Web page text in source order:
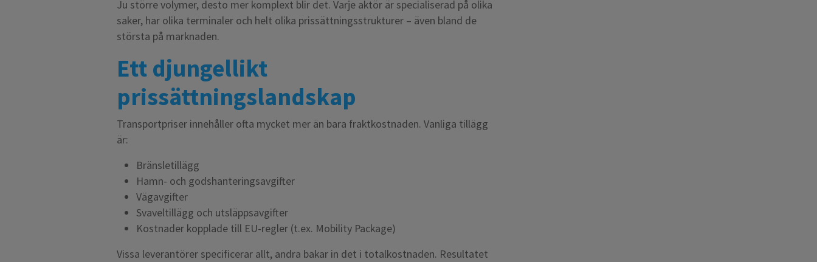
Ju större volymer, desto mer komplext blir det. Varje aktör är specialiserad på olika
saker, har olika terminaler och helt olika prissättningsstrukturer – även bland de
största på marknaden.
Ett djungellikt
prissättningslandskap
Transportpriser innehåller ofta mycket mer än bara fraktkostnaden. Vanliga tillägg
är:
Bränsletillägg
Hamn- och godshanteringsavgifter
Vägavgifter
Svaveltillägg och utsläppsavgifter
Kostnader kopplade till EU-regler (t.ex. Mobility Package)
Vissa leverantörer specificerar allt, andra bakar in det i totalkostnaden. Resultatet